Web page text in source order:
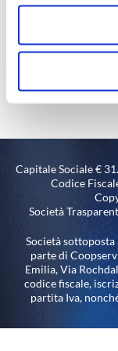
Capitale Sociale €
Codice
Società
Società
parte di
Emilia, Via
codice fiscale,
partita Iva,